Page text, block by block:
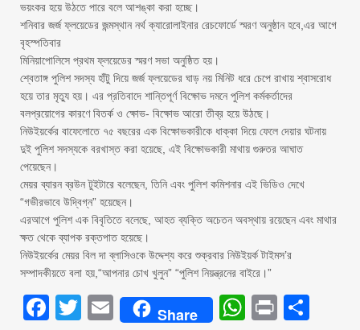
ভয়ংকর হয়ে উঠতে পারে বলে আশঙ্কা করা হচ্ছে।
শনিবার জর্জ ফ্লয়েডের জন্মস্থান নর্থ ক্যারোলাইনার রেচফোর্ডে স্মরণ অনুষ্ঠান হবে,এর আগে
বৃহস্পতিবার
মিনিয়াপোলিসে প্রথম ফ্লয়েডের স্মরণ সভা অনুষ্ঠিত হয়।
শ্বেতাঙ্গ পুলিশ সদস্য হাঁটু দিয়ে জর্জ ফ্লয়েডের ঘাড় নয় মিনিট ধরে চেপে রাখায় শ্বাসরোধ
হয়ে তার মৃত্যু হয়। এর প্রতিবাদে শান্তিপূর্ণ বিক্ষোভ দমনে পুলিশ কর্মকর্তাদের
বলপ্রয়োগের কারণে বিতর্ক ও ক্ষোভ- বিক্ষোভ আরো তীব্র হয়ে উঠছে।
নিউইয়র্কের বাফেলোতে ৭৫ বছরের এক বিক্ষোভকারীকে ধাক্কা দিয়ে ফেলে দেয়ার ঘটনায়
দুই পুলিশ সদস্যকে বরখাস্ত করা হয়েছে, এই বিক্ষোভকারী মাথায় গুরুতর আঘাত
পেয়েছেন।
মেয়র ব্যারন ব্রউন টুইটারে বলেছেন, তিনি এবং পুলিশ কমিশনার এই ভিডিও দেখে
“গভীরভাবে উদ্বিগ্ন” হয়েছেন।
এরআগে পুলিশ এক বিবৃতিতে বলেছে, আহত ব্যক্তি অচেতন অবস্থায় রয়েছেন এবং মাথার
ক্ষত থেকে ব্যাপক রক্তপাত হয়েছে।
নিউইয়র্কের মেয়র বিল দা ব্লাসিওকে উদ্দেশ্য করে শুক্রবার নিউইয়র্ক টাইমস’র
সম্পাদকীয়তে বলা হয়,“আপনার চোখ খুলুন” “পুলিশ নিয়ন্ত্রনের বাইরে।”
Facebook
Twitter
EmailShare Print